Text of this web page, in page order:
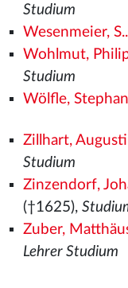
Studium
Wesenmeier,
Wohlmut,
Studium
Wölfle,
Zillhart,
Studium
Zinzendorf,
(†1625),
Zuber,
Lehrer Studium